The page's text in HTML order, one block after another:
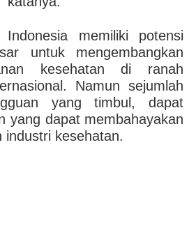
memiliki potensi
untuk mengembangkan
kesehatan di ranah
Namun sejumlah
yang timbul, dapat
yang dapat membahayakan
industri kesehatan.